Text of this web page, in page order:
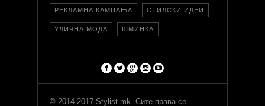
РЕКЛАМНА КАМПАЊА СТИЛСКИ ИДЕИ
УЛИЧНА МОДА ШМИНКА
© 2014-2017 Stylist.mk. Сите права се